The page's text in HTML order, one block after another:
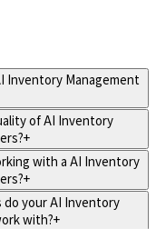
Inventory Management
of AI Inventory
+
with a AI Inventory
+
your AI Inventory
with?+